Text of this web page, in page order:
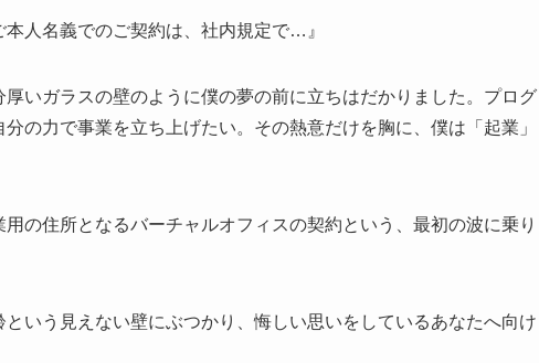
人名義でのご契約は、社内規定で…』
いガラスの壁のように僕の夢の前に立ちはだかりました。プログ
の力で事業を立ち上げたい。その熱意だけを胸に、僕は「起業」
の住所となるバーチャルオフィスの契約という、最初の波に乗り
いう見えない壁にぶつかり、悔しい思いをしているあなたへ向け